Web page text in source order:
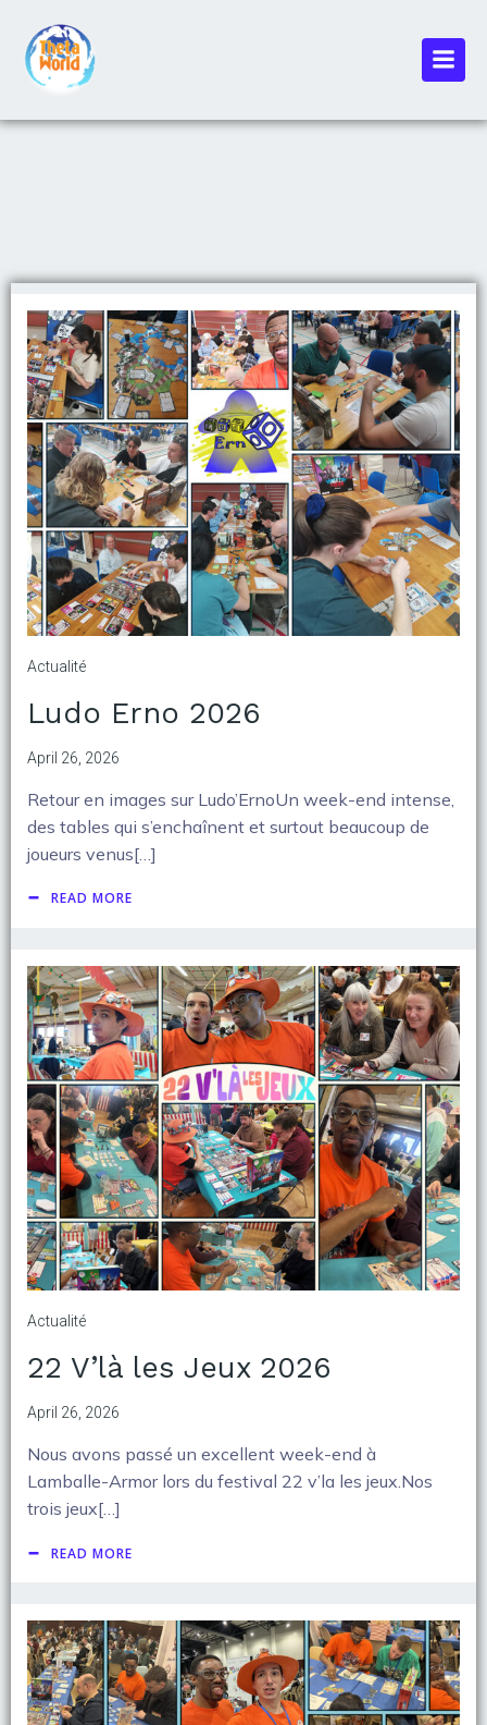
Actualité
Ludo Erno 2026
April 26, 2026
Retour en images sur Ludo’ErnoUn week-end intense,
des tables qui s’enchaînent et surtout beaucoup de
joueurs venus[…]
READ MORE
Actualité
22 V’là les Jeux 2026
April 26, 2026
Nous avons passé un excellent week-end à
Lamballe-Armor lors du festival 22 v’la les jeux.Nos
trois jeux[…]
READ MORE